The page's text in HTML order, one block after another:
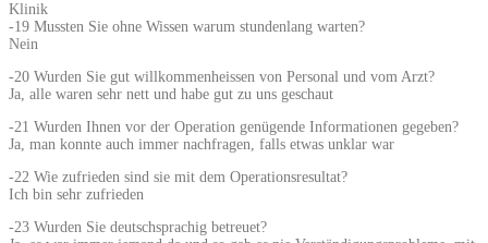
Klinik
-19 Mussten Sie ohne Wissen warum stundenlang warten?
Nein
-20 Wurden Sie gut willkommenheissen von Personal und vom Arzt?
Ja, alle waren sehr nett und habe gut zu uns geschaut
-21 Wurden Ihnen vor der Operation genügende Informationen gegeben?
Ja, man konnte auch immer nachfragen, falls etwas unklar war
-22 Wie zufrieden sind sie mit dem Operationsresultat?
Ich bin sehr zufrieden
-23 Wurden Sie deutschsprachig betreuet?